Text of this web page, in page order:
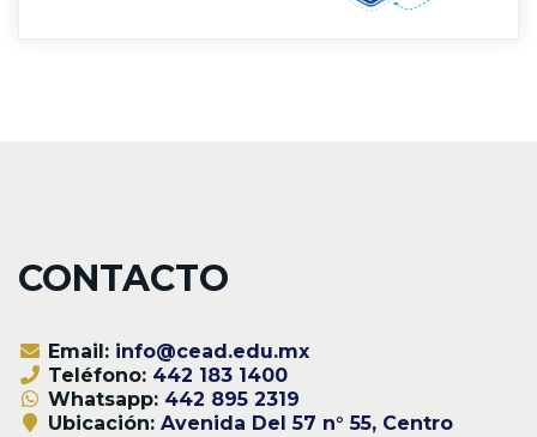
CONTACTO
Email: info@cead.edu.mx
Teléfono: 442 183 1400
Whatsapp: 442 895 2319
Ubicación: Avenida Del 57 n° 55, Centro